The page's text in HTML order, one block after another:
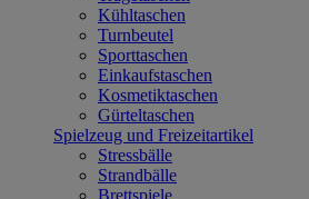
Kühltaschen
Turnbeutel
Sporttaschen
Einkaufstaschen
Kosmetiktaschen
Gürteltaschen
Spielzeug und Freizeitartikel
Stressbälle
Strandbälle
Brettspiele